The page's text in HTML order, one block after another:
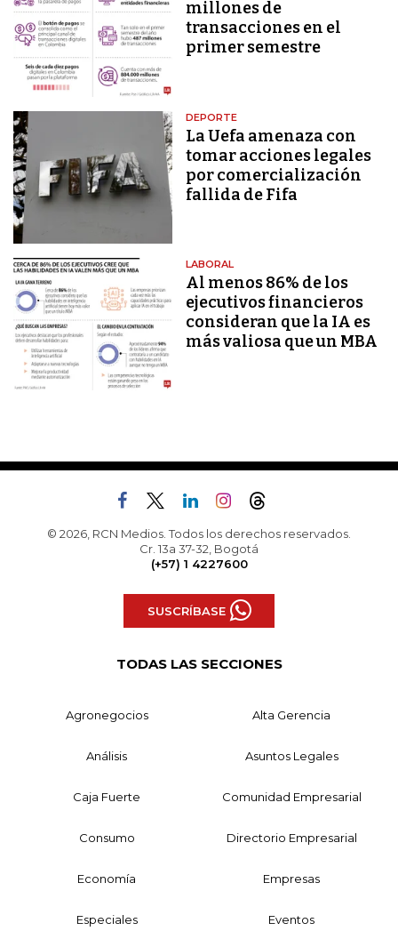
millones de
transacciones en el
primer semestre
DEPORTE
La Uefa amenaza con
tomar acciones legales
por comercialización
fallida de Fifa
LABORAL
Al menos 86% de los
ejecutivos financieros
consideran que la IA es
más valiosa que un MBA
© 2026, RCN Medios. Todos los derechos reservados.
Cr. 13a 37-32, Bogotá
(+57) 1 4227600
SUSCRÍBASE
TODAS LAS SECCIONES
Agronegocios Alta Gerencia
Análisis Asuntos Legales
Caja Fuerte Comunidad Empresarial
Consumo Directorio Empresarial
Economía Empresas
Especiales Eventos